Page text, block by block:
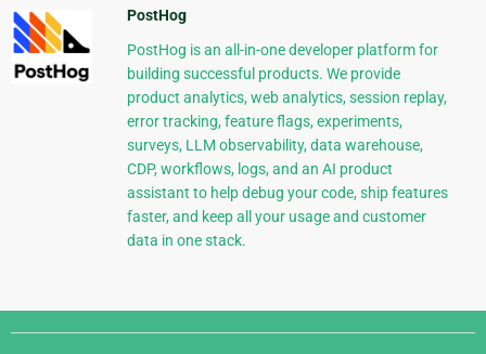
PostHog
PostHog is an all-in-one developer platform for
building successful products. We provide
product analytics, web analytics, session replay,
error tracking, feature flags, experiments,
surveys, LLM observability, data warehouse,
CDP, workflows, logs, and an AI product
assistant to help debug your code, ship features
faster, and keep all your usage and customer
data in one stack.
Django